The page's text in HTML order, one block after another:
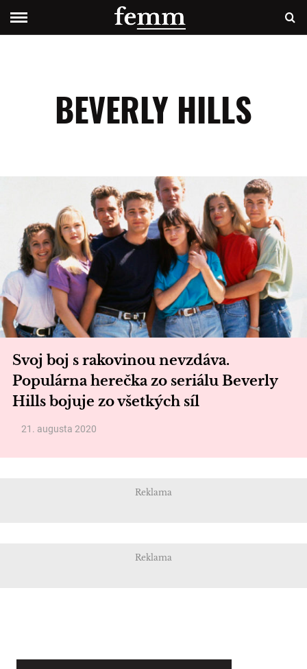
BEVERLY HILLS
Svoj boj s rakovinou nevzdáva.
Populárna herečka zo seriálu Beverly
Hills bojuje zo všetkých síl
21. augusta 2020
Reklama
Reklama